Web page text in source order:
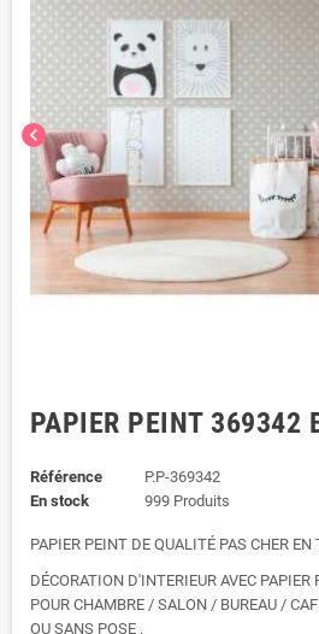
chevron_left
PAPIER PEINT 369342
Référence
P.P-369342
En stock
999 Produits
PAPIER PEINT DE QUALITÉ PAS CHER EN
DÉCORATION D'INTERIEUR AVEC PAPIER
POUR CHAMBRE / SALON / BUREAU /
OU SANS POSE .